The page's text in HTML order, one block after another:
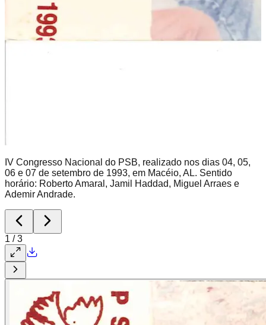
IV Congresso Nacional do PSB, realizado nos dias 04, 05,
06 e 07 de setembro de 1993, em Macéio, AL. Sentido
horário: Roberto Amaral, Jamil Haddad, Miguel Arraes e
Ademir Andrade.
1 / 3